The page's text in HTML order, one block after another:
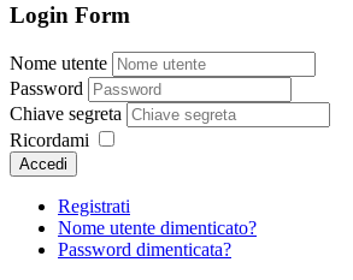
Login Form
Nome utente
Password
Chiave segreta
Ricordami
Accedi
Registrati
Nome utente dimenticato?
Password dimenticata?